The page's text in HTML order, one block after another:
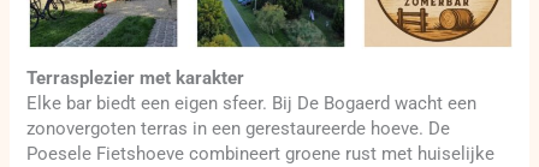
Terrasplezier met karakter
Elke bar biedt een eigen sfeer. Bij De Bogaerd wacht een
zonovergoten terras in een gerestaureerde hoeve. De
Poesele Fietshoeve combineert groene rust met huiselijke